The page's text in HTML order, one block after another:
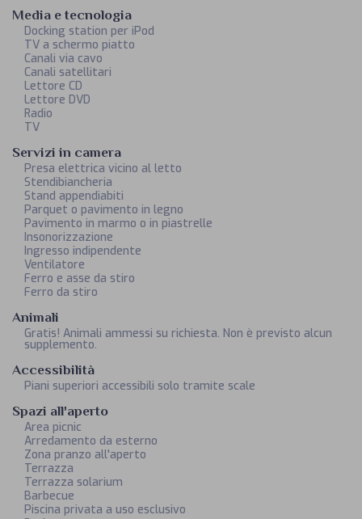
Media e tecnologia
Docking station per iPod
TV a schermo piatto
Canali via cavo
Canali satellitari
Lettore CD
Lettore DVD
Radio
TV
Servizi in camera
Presa elettrica vicino al letto
Stendibiancheria
Stand appendiabiti
Parquet o pavimento in legno
Pavimento in marmo o in piastrelle
Insonorizzazione
Ingresso indipendente
Ventilatore
Ferro e asse da stiro
Ferro da stiro
Animali
Gratis! Animali ammessi su richiesta. Non è previsto alcun
supplemento.
Accessibilità
Piani superiori accessibili solo tramite scale
Spazi all'aperto
Area picnic
Arredamento da esterno
Zona pranzo all'aperto
Terrazza
Terrazza solarium
Barbecue
Piscina privata a uso esclusivo